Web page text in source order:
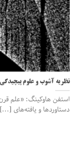
نظریه آشوب و علوم پیچیدگی
استفن هاوکينگ: «علم
دستاوردها و يافته‌های [...]